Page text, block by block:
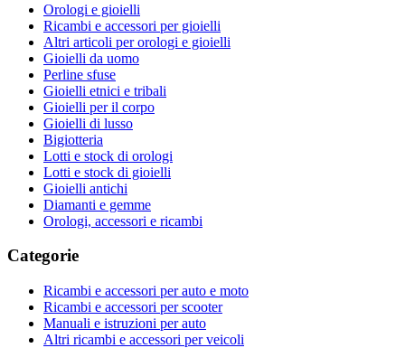
Orologi e gioielli
Ricambi e accessori per gioielli
Altri articoli per orologi e gioielli
Gioielli da uomo
Perline sfuse
Gioielli etnici e tribali
Gioielli per il corpo
Gioielli di lusso
Bigiotteria
Lotti e stock di orologi
Lotti e stock di gioielli
Gioielli antichi
Diamanti e gemme
Orologi, accessori e ricambi
Categorie
Ricambi e accessori per auto e moto
Ricambi e accessori per scooter
Manuali e istruzioni per auto
Altri ricambi e accessori per veicoli